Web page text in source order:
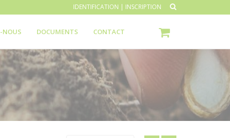
IDENTIFICATION | INSCRIPTION
NOUS DOCUMENTS CONTACT